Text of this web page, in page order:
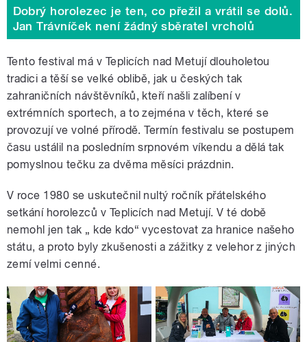
Dobrý horolezec je ten, co přežil a vrátil se dolů.
Jan Trávníček není žádný sběratel vrcholů
Tento festival má v Teplicích nad Metují dlouholetou
tradici a těší se velké oblibě, jak u českých tak
zahraničních návštěvníků, kteří našli zalíbení v
extrémních sportech, a to zejména v těch, které se
provozují ve volné přírodě. Termín festivalu se postupem
času ustálil na posledním srpnovém víkendu a dělá tak
pomyslnou tečku za dvěma měsíci prázdnin.
V roce 1980 se uskutečnil nultý ročník přátelského
setkání horolezců v Teplicích nad Metují. V té době
nemohl jen tak „ kde kdo“ vycestovat za hranice našeho
státu, a proto byly zkušenosti a zážitky z velehor z jiných
zemí velmi cenné.